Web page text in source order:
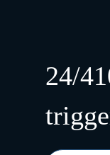
24/